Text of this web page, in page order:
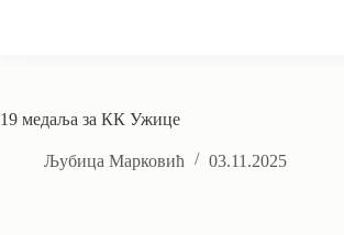
19 медаља за КК Ужице
Љубица Марковић 03.11.2025